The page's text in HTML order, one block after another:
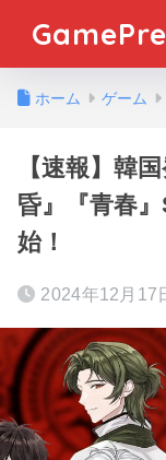
ホーム ゲーム
【速報】韓
昏』『青春
始！
2024年12月17